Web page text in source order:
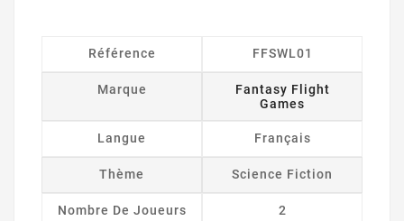
Référence FFSWL01
Marque
Fantasy Flight
Games
Langue Français
Thème Science Fiction
Nombre De Joueurs 2